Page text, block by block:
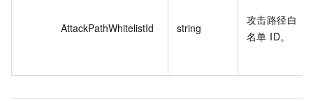
AttackPathWhitelistId string
攻击路径白
名单 ID。